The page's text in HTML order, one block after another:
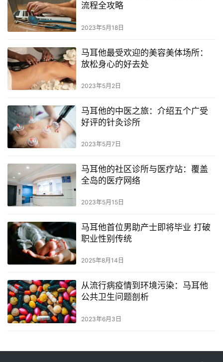
流程全攻略
2023年5月18日
马耳他最受欢迎的美容美体场所：
放松身心的好去处
2023年5月2日
马耳他的中医之旅：介绍五个广受
好评的针灸诊所
2023年5月7日
马耳他的社区诊所与医疗站：覆盖
全岛的医疗网络
2023年5月15日
马耳他首位男助产士即将毕业 打破
职业性别传统
2025年8月14日
从流行病疫情到环境污染：马耳他
公共卫生问题剖析
2023年6月3日